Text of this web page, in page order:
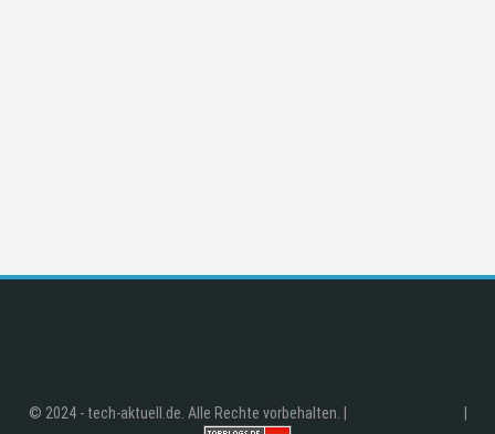
© 2024 - tech-aktuell.de. Alle Rechte vorbehalten. |